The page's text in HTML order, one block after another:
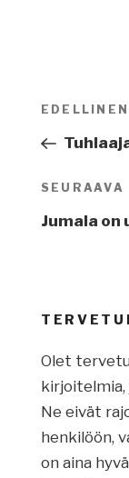
Edellinen
artikkeli
EDELLINEN
Seuraava
artikkeli
SEURAAVA
Jumala on
Olet
kirjoitelmia,
Ne eivät
henkilöön,
on aina